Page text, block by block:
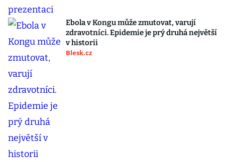
Ebola v Kongu může zmutovat, varují
zdravotníci. Epidemie je prý druhá největší
v historii
Blesk.cz